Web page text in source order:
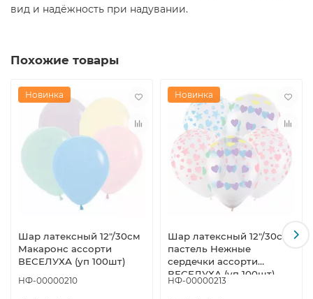
вид и надёжность при надувании.
Похожие товары
Новинка
Шар латексный 12"/30см
Макаронс ассорти
ВЕСЕЛУХА (уп 100шт)
НФ-00000210
Новинка
Шар латексный 12"/30см
пастель Нежные
сердечки ассорти
ВЕСЕЛУХА (уп 100шт)
НФ-00000213